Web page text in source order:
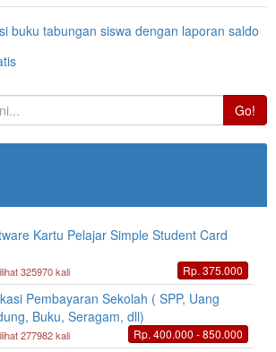
buku tabungan siswa dengan laporan saldo
Go!
Kartu Pelajar Simple Student Card
325970 kali Rp. 375.000
Pembayaran Sekolah ( SPP, Uang
Buku, Seragam, dll)
277982 kali Rp. 400.000 - 850.000